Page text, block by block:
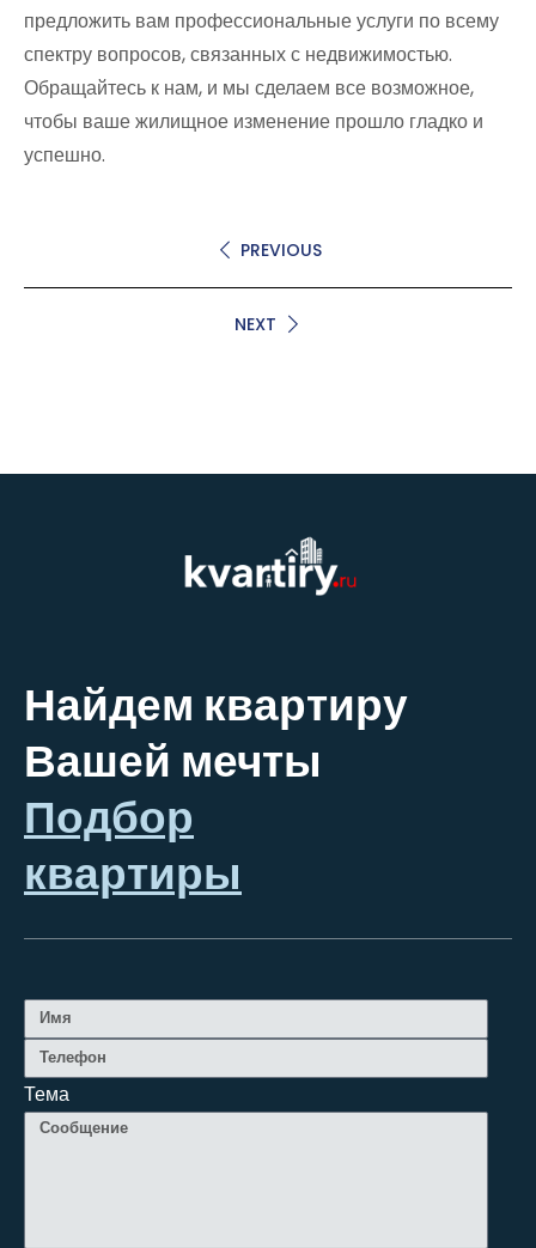
предложить вам профессиональные услуги по всему
спектру вопросов, связанных с недвижимостью.
Обращайтесь к нам, и мы сделаем все возможное,
чтобы ваше жилищное изменение прошло гладко и
успешно.
PREVIOUS
NEXT
Найдем квартиру
Вашей мечты
Подбор
квартиры
Тема